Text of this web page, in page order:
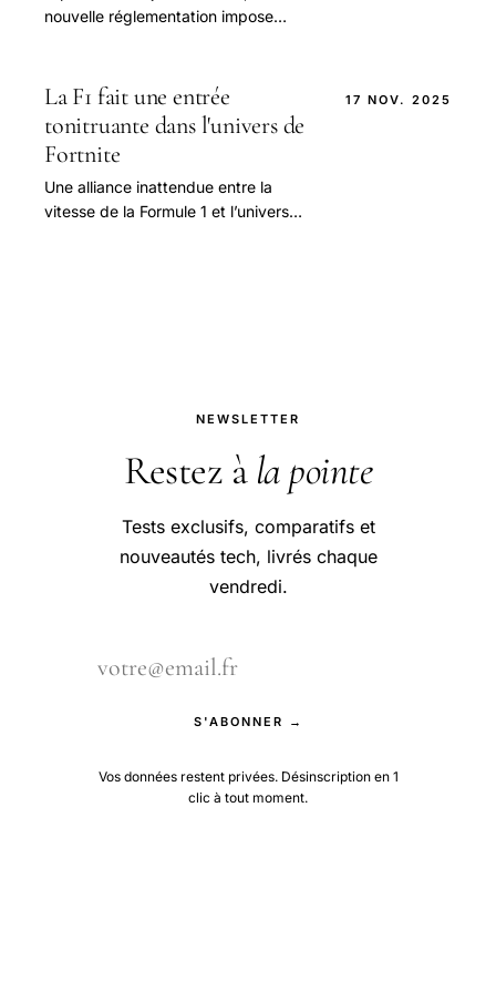
nouvelle réglementation impose
de leur arrêt.
La F1 fait une entrée
tonitruante dans l'univers de
Fortnite
Une alliance inattendue entre la
vitesse de la Formule 1 et l’univers
17 NOV. 2025
NEWSLETTER
Restez à la pointe
Tests exclusifs, comparatifs et
nouveautés tech, livrés chaque
vendredi.
S'ABONNER →
Vos données restent privées. Désinscription en 1
clic à tout moment.